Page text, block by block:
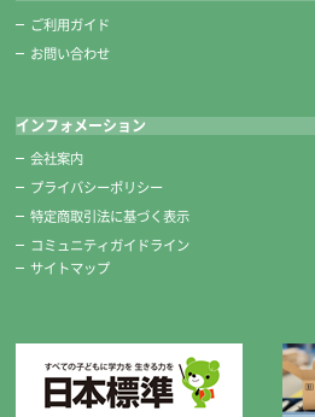
教具材料
昭和25年
昭和33年
日本標準教育研究所を設立
ご利用ガイド
お問い合わせ
インフォメーション
会社案内
プライバシーポリシー
特定商取引法に基づく表示
コミュニティガイドライン
サイトマップ